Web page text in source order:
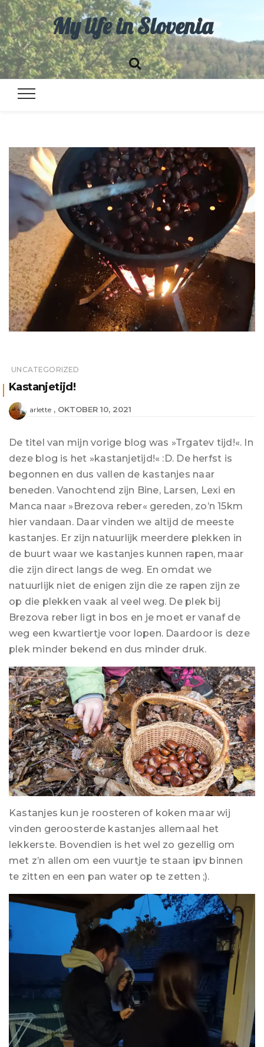
My life in Slovenia
UNCATEGORIZED
Kastanjetijd!
arlette OKTOBER 10, 2021
De titel van mijn vorige blog was »Trgatev tijd!«. In
deze blog is het »kastanjetijd!« :D. De herfst is
begonnen en dus vallen de kastanjes naar
beneden. Vanochtend zijn Bine, Larsen, Lexi en
Manca naar »Brezova reber« gereden, zo’n 15km
hier vandaan. Daar vinden we altijd de meeste
kastanjes. Er zijn natuurlijk meerdere plekken in
de buurt waar we kastanjes kunnen rapen, maar
die zijn direct langs de weg. En omdat we
natuurlijk niet de enigen zijn die ze rapen zijn ze
op die plekken vaak al veel weg. De plek bij
Brezova reber ligt in bos en je moet er vanaf de
weg een kwartiertje voor lopen. Daardoor is deze
plek minder bekend en dus minder druk.
Kastanjes kun je roosteren of koken maar wij
vinden geroosterde kastanjes allemaal het
lekkerste. Bovendien is het wel zo gezellig om
met z’n allen om een vuurtje te staan ipv binnen
te zitten en een pan water op te zetten ;).